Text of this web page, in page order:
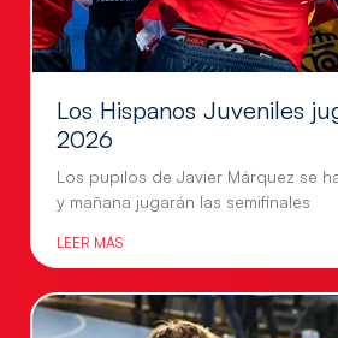
Los Hispanos Juveniles
2026
Los pupilos de Javier Márquez se
y mañana jugarán las semifinales
LEER MÁS